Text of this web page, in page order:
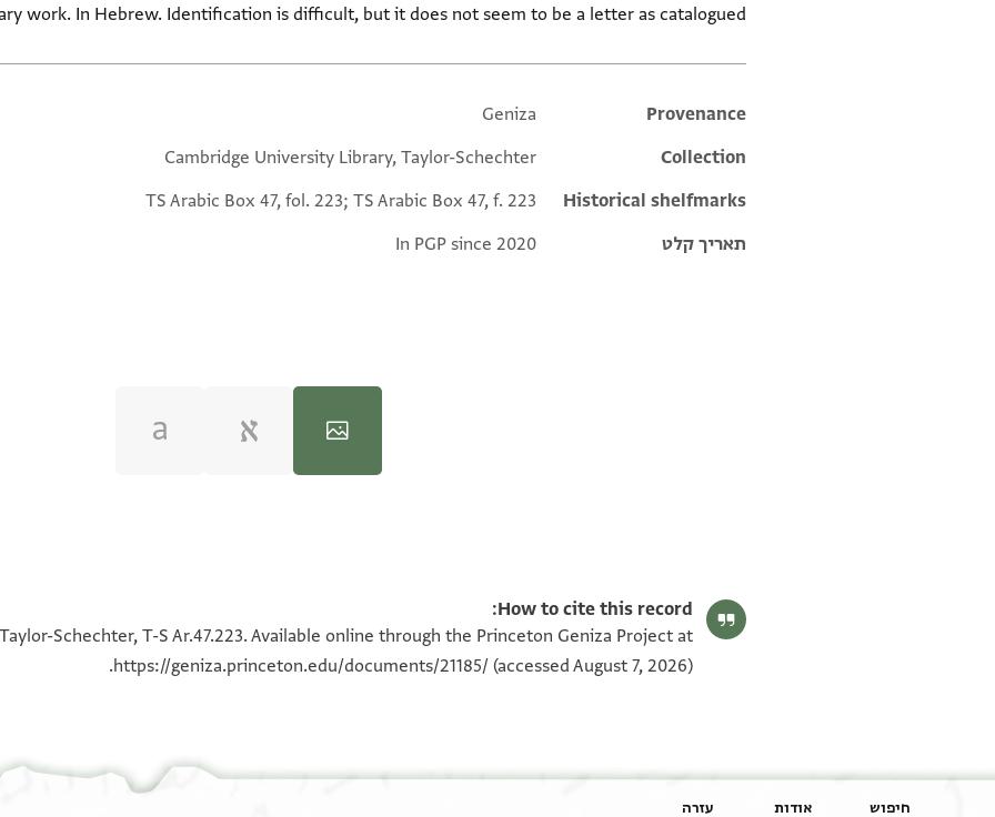
work. In Hebrew. Identification is difficult, but it does not seem to be a letter as catalogued.
Additional metadata
Provenance
Geniza
Collection
Cambridge University Library, Taylor-Schechter
Historical shelfmarks
TS Arabic Box 47, fol. 223; TS Arabic Box 47, f. 223
תאריך קלט
In PGP since 2020
100%
100%
100%
100%
How to cite this record:
Schechter, T-S Ar.47.223. Available online through the Princeton Geniza Project at
https://geniza.princeton.edu/documents/21185/ (accessed August 7, 2026).
חיפוש אודות עזרה